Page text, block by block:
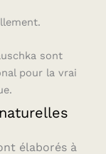
sont
pour la vrai
élaborés à